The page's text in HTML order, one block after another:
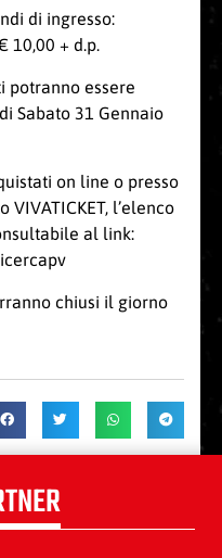
di ingresso:
10,00 + d.p.
potranno essere
Sabato 31 Gennaio
on line o presso
l’elenco
al link:
chiusi il giorno